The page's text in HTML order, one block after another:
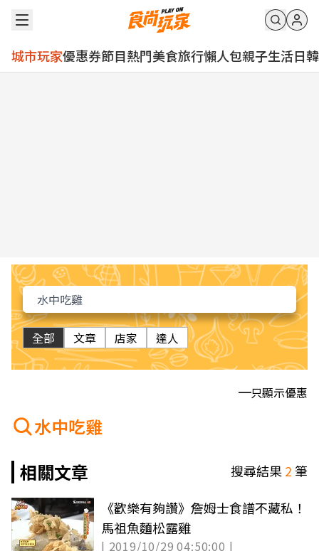
城市玩家優惠券節目熱門美食旅行懶人包親子生活日韓
全部 文章 店家 達人
只顯示優惠
水中吃雞
相關文章
搜尋結果2筆
《歡樂有夠讚》詹姆士食譜不藏私！
馬祖魚麵松露雞
| 2019/10/29 04:50:00 |